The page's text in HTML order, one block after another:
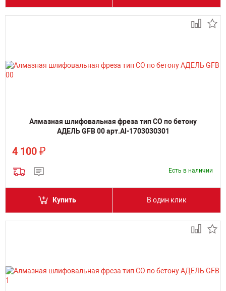
Алмазная шлифовальная фреза тип СО по бетону
АДЕЛЬ GFB 00 арт.AI-1703030301
4 100 ₽
Есть в наличии
Купить В один клик